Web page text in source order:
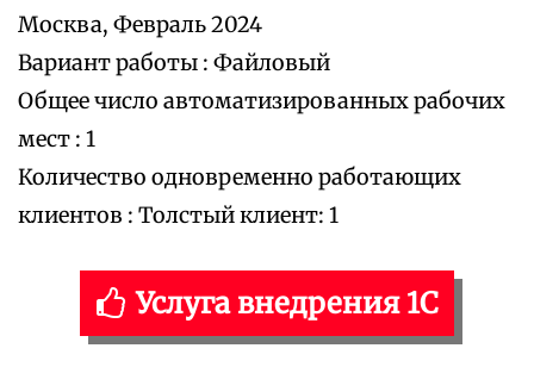
Москва, Февраль 2024
Вариант работы : Файловый
Общее число автоматизированных рабочих
мест : 1
Количество одновременно работающих
клиентов : Толстый клиент: 1
Услуга внедрения 1С